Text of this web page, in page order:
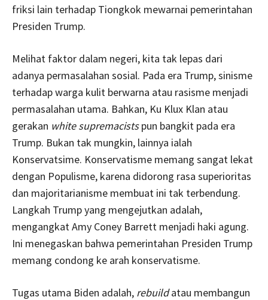
friksi lain terhadap Tiongkok mewarnai pemerintahan
Presiden Trump.
Melihat faktor dalam negeri, kita tak lepas dari
adanya permasalahan sosial. Pada era Trump, sinisme
terhadap warga kulit berwarna atau rasisme menjadi
permasalahan utama. Bahkan, Ku Klux Klan atau
gerakan white supremacistspun bangkit pada era
Trump. Bukan tak mungkin, lainnya ialah
Konservatsime. Konservatisme memang sangat lekat
dengan Populisme, karena didorong rasa superioritas
dan majoritarianisme membuat ini tak terbendung.
Langkah Trump yang mengejutkan adalah,
mengangkat Amy Coney Barrett menjadi haki agung.
Ini menegaskan bahwa pemerintahan Presiden Trump
memang condong ke arah konservatisme.
Tugas utama Biden adalah, rebuildatau membangun